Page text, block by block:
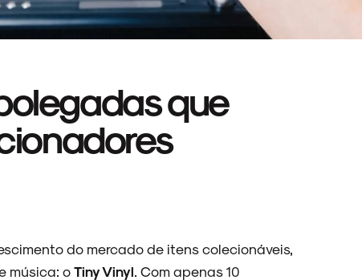
que
do mercado de itens colecionáveis,
música: oTiny Vinyl . Com apenas 10